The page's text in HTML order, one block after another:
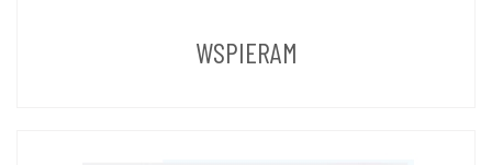
WSPIERAM